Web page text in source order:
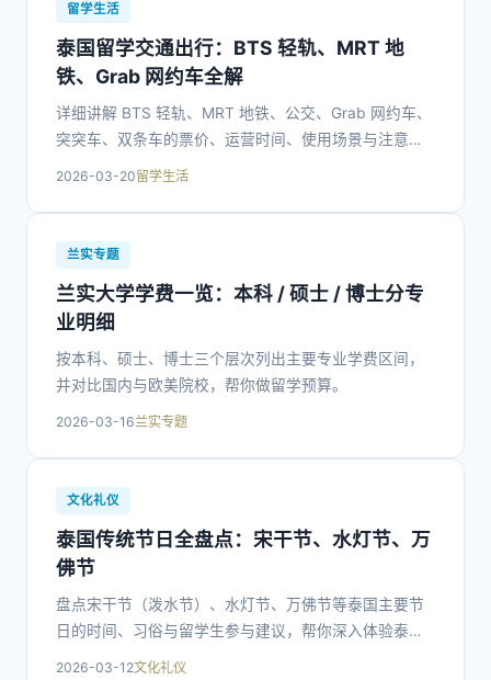
留学生活
泰国留学交通出行：BTS 轻轨、MRT 地
铁、Grab 网约车全解
详细讲解 BTS 轻轨、MRT 地铁、公交、Grab 网约车、
突突车、双条车的票价、运营时间、使用场景与注意事
2026-03-20留学生活
兰实专题
兰实大学学费一览：本科 / 硕士 / 博士分专
业明细
按本科、硕士、博士三个层次列出主要专业学费区间，
并对比国内与欧美院校，帮你做留学预算。
2026-03-16兰实专题
文化礼仪
泰国传统节日全盘点：宋干节、水灯节、万
佛节
盘点宋干节（泼水节）、水灯节、万佛节等泰国主要节
日的时间、习俗与留学生参与建议，帮你深入体验泰国
2026-03-12文化礼仪